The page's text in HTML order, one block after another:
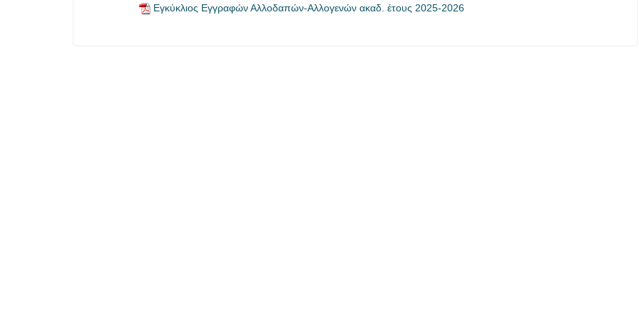
Εγκύκλιος Εγγραφών Αλλοδαπών-Αλλογενών ακαδ. έτους 2025-2026